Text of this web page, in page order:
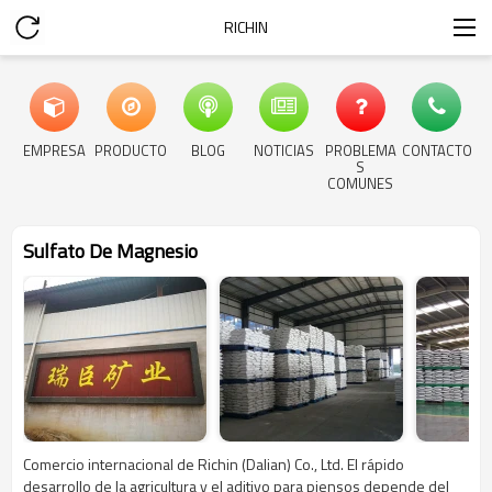
RICHIN
EMPRESA PRODUCTO BLOG NOTICIAS PROBLEMA
S
COMUNES
CONTACTO
Sulfato De Magnesio
Comercio internacional de Richin (Dalian) Co., Ltd. El rápido
desarrollo de la agricultura y el aditivo para piensos depende del